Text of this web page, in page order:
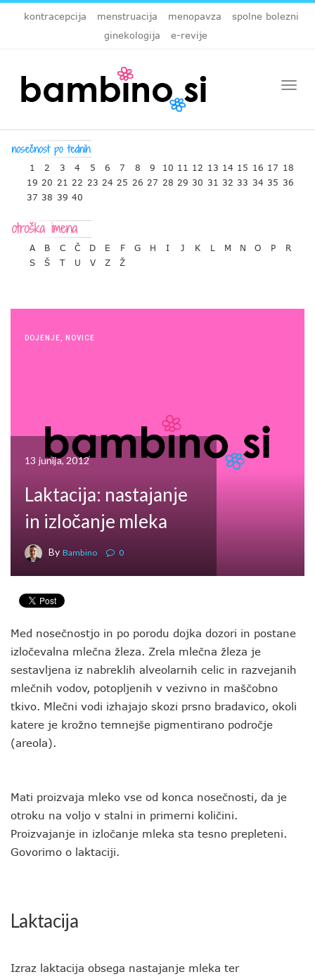
kontracepcija menstruacija menopavza
spolne bolezni
ginekologija
e-revije
1 2 3 4 5 6 7 8 9 10 11 12 13 14 15 16 17 18
19 20 21 22 23 24 25 26 27 28 29 30 31 32 33 34 35 36
37 38 39 40
A B C Č D E F G H I J K L M N O P
R
S
Š T U V Z Ž
DOJENJE NOVICE
13 junija, 2012
Laktacija: nastajanje
in izločanje mleka
By Bambino 0
Med nosečnostjo in po porodu dojka dozori in postane
izločevalna mlečna žleza. Zrela mlečna žleza je
sestavljena iz nabreklih alveolarnih celic in razvejanih
mlečnih vodov, potopljenih v vezivno in maščobno
tkivo. Mlečni vodi izhajajo skozi prsno bradavico, okoli
katere je krožno temnejše pigmentirano področje
(areola).
Mati proizvaja mleko vse od konca nosečnosti, da je
otroku na voljo v stalni in primerni količini.
Proizvajanje in izločanje mleka sta tesno prepleteni.
Govorimo o laktaciji.
Laktacija
Izraz laktacija obsega nastajanje mleka ter